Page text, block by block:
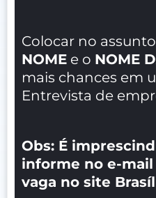
Colocar no
NOME e o NOME
mais chances em
Entrevista de
Obs: É
informe no e-
vaga no site